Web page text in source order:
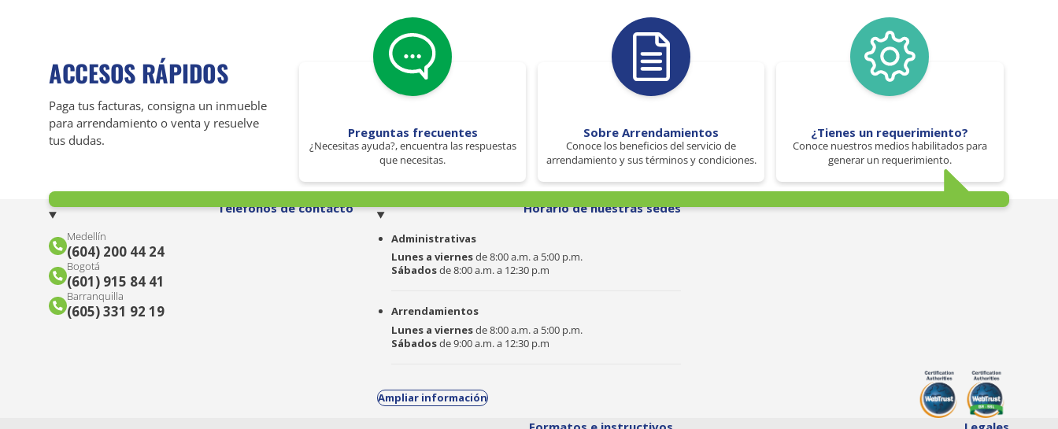
ACCESOS RÁPIDOS
Paga tus facturas, consigna un inmueble
para arrendamiento o venta y resuelve
tus dudas.
Preguntas frecuentes
¿Necesitas ayuda?, encuentra las respuestas
que necesitas.
Sobre Arrendamientos
Conoce los beneficios del servicio de
arrendamiento y sus términos y condiciones.
¿Tienes un requerimiento?
Conoce nuestros medios habilitados para
generar un requerimiento.
Teléfonos de contacto
Medellín
(604) 200 44 24
Bogotá
(601) 915 84 41
Barranquilla
(605) 331 92 19
Horario de nuestras sedes
Administrativas
Lunes a viernesde 8:00 a.m. a 5:00 p.m.
Sábadosde 8:00 a.m. a 12:30 p.m
Arrendamientos
Lunes a viernesde 8:00 a.m. a 5:00 p.m.
Sábadosde 9:00 a.m. a 12:30 p.m
Ampliar información